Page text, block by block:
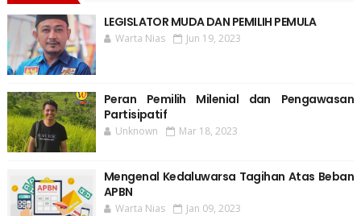
LEGISLATOR MUDA DAN PEMILIH PEMULA
Warta Nias Jun 19, 2023
Peran Pemilih Milenial dan Pengawasan
Partisipatif
Unknown Mar 18, 2023
Mengenal Kedaluwarsa Tagihan Atas Beban
APBN
Warta Nias Jan 09, 2023